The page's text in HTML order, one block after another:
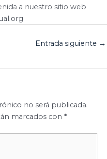
a nuestro sitio web
Entrada siguiente →
no será publicada.
marcados con *